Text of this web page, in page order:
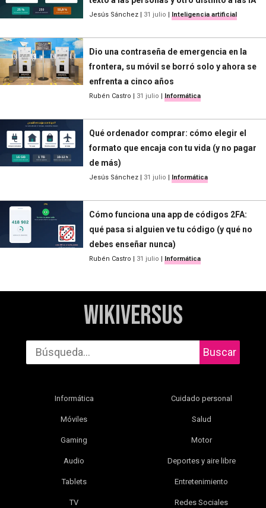
Jesús Sánchez 31 julio Inteligencia artificial
Dio una contraseña de emergencia en la
frontera, su móvil se borró solo y ahora se
enfrenta a cinco años
Rubén Castro 31 julio Informática
Qué ordenador comprar: cómo elegir el
formato que encaja con tu vida (y no pagar
de más)
Jesús Sánchez 31 julio Informática
Cómo funciona una app de códigos 2FA:
qué pasa si alguien ve tu código (y qué no
debes enseñar nunca)
Rubén Castro 31 julio Informática
WikiVersus
Buscar
Informática
Móviles
Gaming
Audio
Tablets
TV
Cuidado personal
Salud
Motor
Deportes y aire libre
Entretenimiento
Redes Sociales